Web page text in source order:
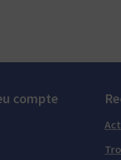
compte